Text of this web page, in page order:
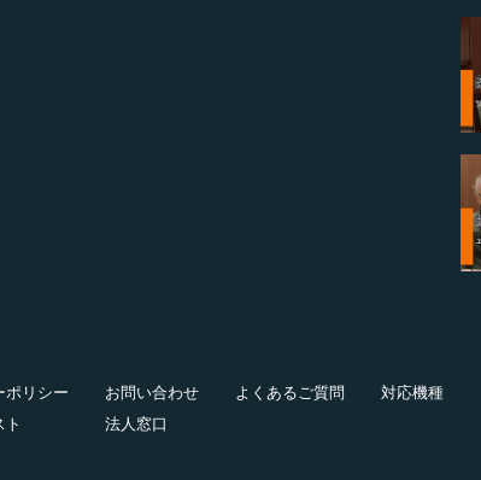
ポリシー お問い合わせ よくあるご質問
対応機種
ト 法人窓口